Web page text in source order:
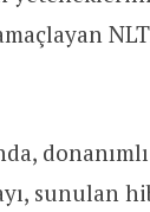
sunulan